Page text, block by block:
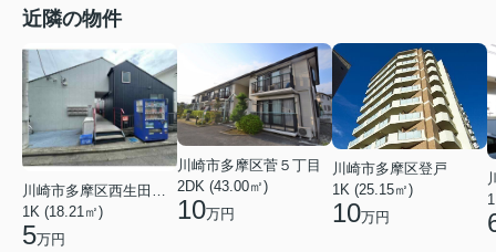
近隣の物件
川崎市多摩区西生田４丁目
1K (18.21㎡)
5万円
川崎市多摩区菅５丁目
2DK (43.00㎡)
10万円
川崎市多摩区登戸
1K (25.15㎡)
10万円